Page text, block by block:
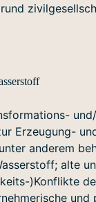
Erzeugung-
anderem
alte
)Konflikte